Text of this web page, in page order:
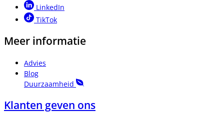
LinkedIn
TikTok
Meer informatie
Advies
Blog
Duurzaamheid
Klanten geven ons